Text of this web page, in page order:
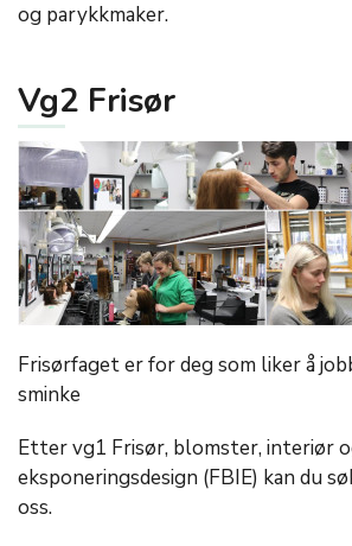
og parykkmaker.
Vg2 Frisør
Frisørfaget er for deg som liker å
sminke
Etter vg1 Frisør, blomster, interiør
eksponeringsdesign (FBIE) kan du
oss.